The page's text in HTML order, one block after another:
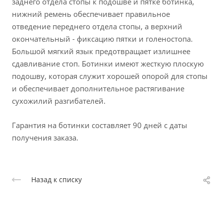
нижний ремень обеспечивает правильное
отведение переднего отдела стопы, а верхний
окончательный - фиксацию пятки и голеностопа.
Большой мягкий язык предотвращает излишнее
сдавливание стоп. Ботинки имеют жесткую плоскую
подошву, которая служит хорошей опорой для стопы
и обеспечивает дополнительное растягивание
сухожилий разгибателей.
Гарантия на ботинки составляет 90 дней с даты
получения заказа.
Назад к списку